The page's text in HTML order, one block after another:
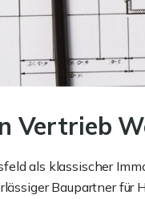
Vertrieb
als klassischer
Baupartner